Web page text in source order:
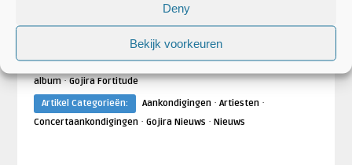
Deny
Bekijk voorkeuren
Artikel Tags: album·fortitude·Gojira·Gojira 2021·Gojira
album·Gojira Fortitude
Artikel Categorieën:
Aankondigingen· Artiesten·
Concertaankondigingen· Gojira Nieuws · Nieuws